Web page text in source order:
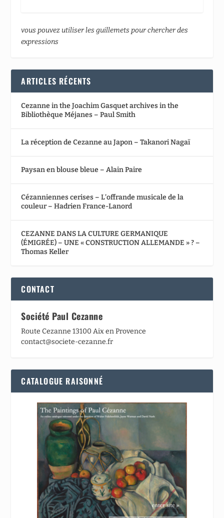
vous pouvez utiliser les guillemets pour chercher des
expressions
ARTICLES RÉCENTS
Cezanne in the Joachim Gasquet archives in the
Bibliothèque Méjanes – Paul Smith
La réception de Cezanne au Japon – Takanori Nagaï
Paysan en blouse bleue – Alain Paire
Cézanniennes cerises – L’offrande musicale de la
couleur – Hadrien France-Lanord
CEZANNE DANS LA CULTURE GERMANIQUE
(ÉMIGRÉE) – UNE « CONSTRUCTION ALLEMANDE » ? –
Thomas Keller
CONTACT
Société Paul Cezanne
Route Cezanne 13100 Aix en Provence
contact@societe-cezanne.fr
CATALOGUE RAISONNÉ